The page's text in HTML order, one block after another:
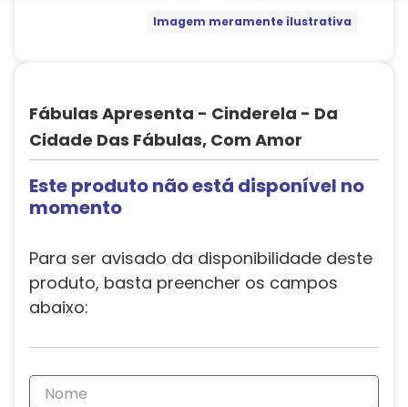
Imagem meramente ilustrativa
Fábulas Apresenta - Cinderela - Da
Cidade Das Fábulas, Com Amor
Este produto não está disponível no
momento
Para ser avisado da disponibilidade deste
produto, basta preencher os campos
abaixo: